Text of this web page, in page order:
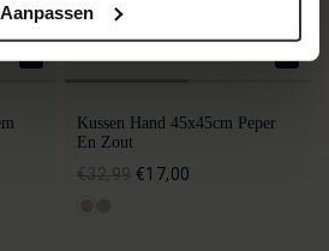
Aanpassen
Kussen Hand 45x45cm Peper
En Zout
€32,99 €17,00